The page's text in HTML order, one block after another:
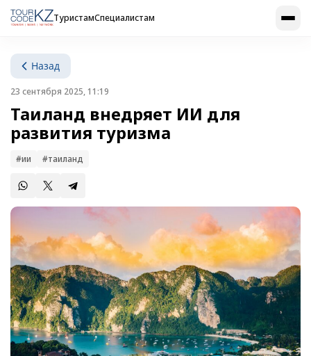
ТуристамСпециалистам
Назад
23 сентября 2025, 11:19
Таиланд внедряет ИИ для
развития туризма
#ии #таиланд